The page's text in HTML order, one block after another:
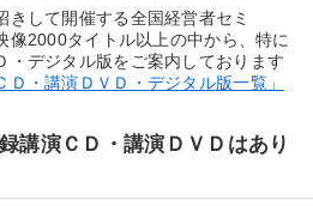
ー収録講演ＣＤ・講演ＤＶＤ・デジ
ミング・ダウンロード）
獲得する
して開催する全国経営者セミ
像2000タイトル以上の中から、特に
・デジタル版をご案内しております
Ｄ・講演ＤＶＤ・デジタル版一覧」
講演ＣＤ・講演ＤＶＤはあり